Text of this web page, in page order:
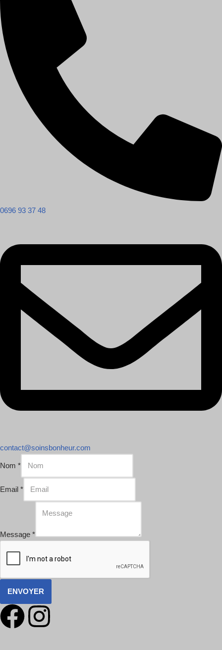
0696 93 37 48
contact@soinsbonheur.com
Nom *
Email *
Message *
ENVOYER